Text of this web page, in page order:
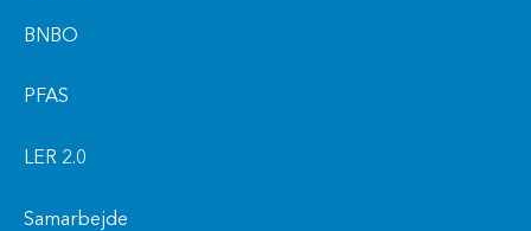
BNBO
PFAS
LER 2.0
Samarbejde